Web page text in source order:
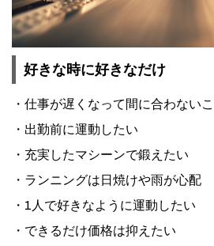
好きな時に好きなだけ
仕事が遅くなって間に合わない
出勤前に運動したい
充実したマシーンで鍛えたい
ランニングは日焼けや雨が心配
1人で好きなように運動したい
できるだけ価格は抑えたい